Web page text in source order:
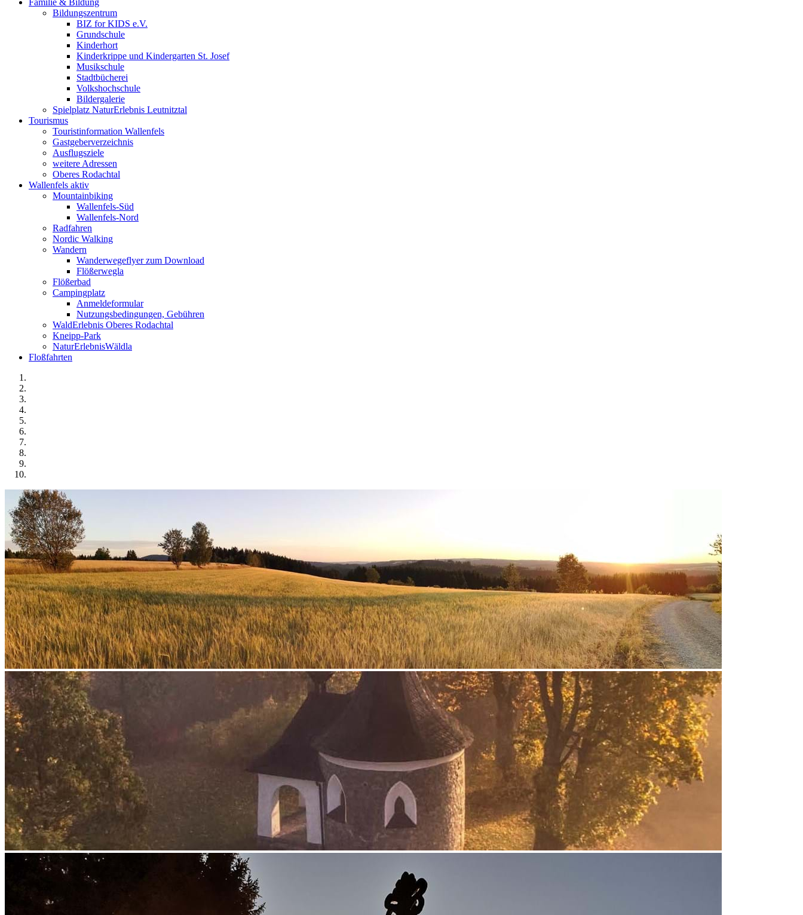
Familie & Bildung
Bildungszentrum
BIZ for KIDS e.V.
Grundschule
Kinderhort
Kinderkrippe und Kindergarten St. Josef
Musikschule
Stadtbücherei
Volkshochschule
Bildergalerie
Spielplatz NaturErlebnis Leutnitztal
Tourismus
Touristinformation Wallenfels
Gastgeberverzeichnis
Ausflugsziele
weitere Adressen
Oberes Rodachtal
Wallenfels aktiv
Mountainbiking
Wallenfels-Süd
Wallenfels-Nord
Radfahren
Nordic Walking
Wandern
Wanderwegeflyer zum Download
Flößerwegla
Flößerbad
Campingplatz
Anmeldeformular
Nutzungsbedingungen, Gebühren
WaldErlebnis Oberes Rodachtal
Kneipp-Park
NaturErlebnisWäldla
Floßfahrten